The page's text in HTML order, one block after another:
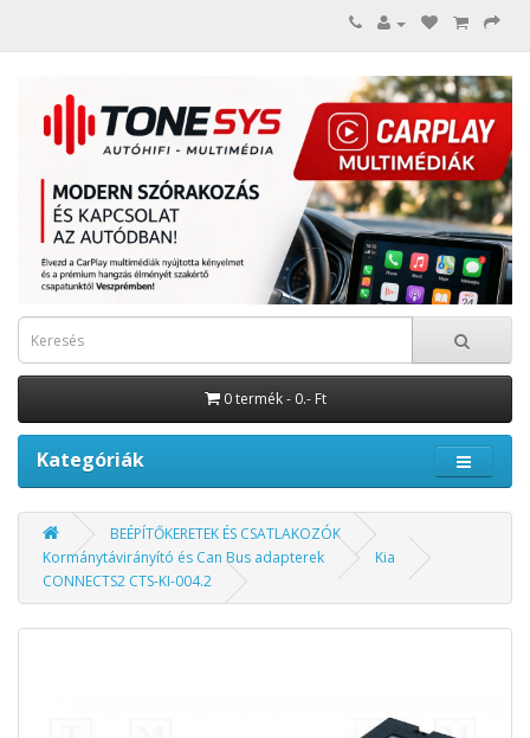
0 termék - 0.- Ft
Kategóriák
BEÉPÍTŐKERETEK ÉS CSATLAKOZÓK
Kormánytávirányító és Can Bus adapterek
Kia
CONNECTS2 CTS-KI-004.2